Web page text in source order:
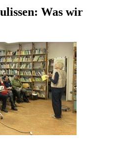
Was wir